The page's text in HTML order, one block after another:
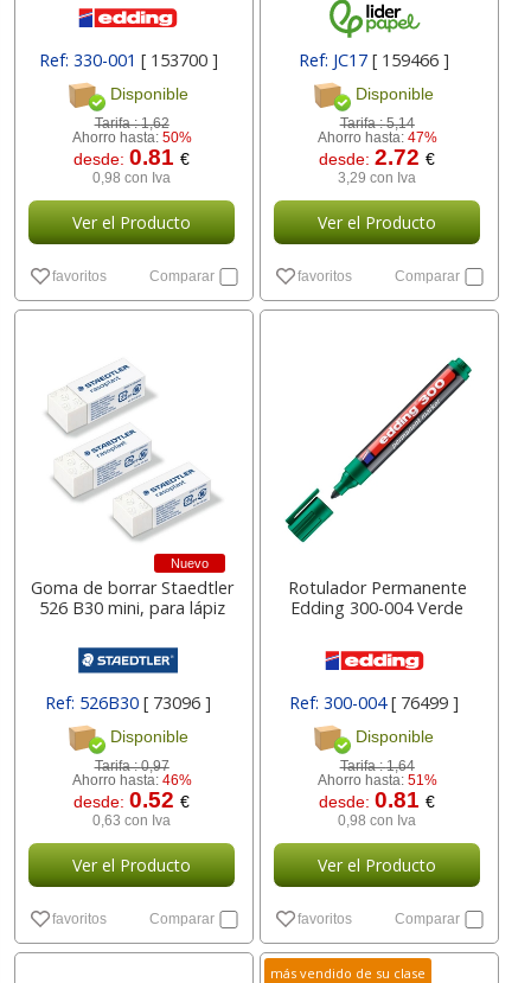
Ref: 330-001 [ 153700 ]
Disponible
Tarifa :1,62
Ahorro hasta: 50%
desde:0.81€
0,98 con Iva
Ver el Producto
favoritos Comparar
Ref: JC17 [ 159466 ]
Disponible
Tarifa :5,14
Ahorro hasta: 47%
desde:2.72€
3,29 con Iva
Ver el Producto
favoritos Comparar
Nuevo
Goma de borrar Staedtler
526 B30 mini, para lápiz
Ref: 526B30[ 73096 ]
Disponible
Tarifa :0,97
Ahorro hasta: 46%
desde:0.52€
0,63 con Iva
Ver el Producto
favoritos Comparar
Rotulador Permanente
Edding 300-004 Verde
Ref: 300-004[ 76499 ]
Disponible
Tarifa :1,64
Ahorro hasta: 51%
desde:0.81€
0,98 con Iva
Ver el Producto
favoritos Comparar
más vendido de su clase